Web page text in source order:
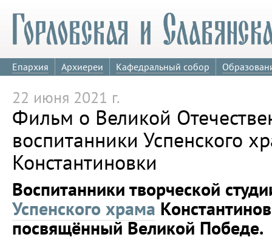
Епархия Архиереи Кафедральный собор
22 июня 2021 г.
Фильм о Великой
воспитанники Успенского
Константиновки
Воспитанники творческой
Успенского храма
посвящённый Великой Победе.